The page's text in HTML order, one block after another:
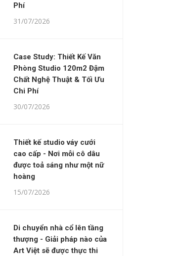
Phí
31/07/2026
Case Study: Thiết Kế Văn
Phòng Studio 120m2 Đậm
Chất Nghệ Thuật & Tối Ưu
Chi Phí
30/07/2026
Thiết kế studio váy cưới
cao cấp - Nơi mỗi cô dâu
được toả sáng như một nữ
hoàng
15/07/2026
Di chuyển nhà cổ lên tầng
thượng - Giải pháp nào của
Art Việt sẽ được thực thi